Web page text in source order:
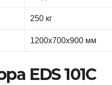
250 кг
1200х700х900 мм
EDS 101C